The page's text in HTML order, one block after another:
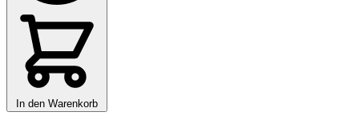
In den Warenkorb